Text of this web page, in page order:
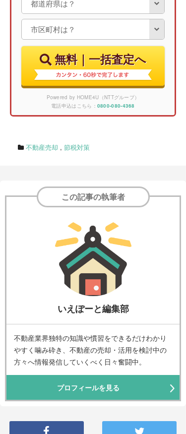
無料｜一括査定へ
Powered by HOME4U（NTTグループ）
電話申込はこちら： 0800-080-4368
不動産売却 , 節税対策
この記事の執筆者
いえぽーと編集部
不動産業界独特の知識や慣習をできるだけわかり
やすく噛み砕き、不動産の売却・活用を検討中の
方々へ情報発信していくべく日々奮闘中。
プロフィールを見る